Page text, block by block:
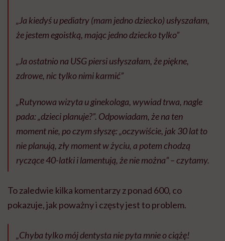
„Ja kiedyś u pediatry (mam jedno dziecko) usłyszałam,
że jestem egoistką, mając jedno dziecko tylko”
„Ja ostatnio na USG piersi usłyszałam, że piękne,
zdrowe, nic tylko nimi karmić”
„Rutynowa wizyta u ginekologa, wywiad trwa, nagle
pada: „dzieci planuje?”. Odpowiadam, że na ten
moment nie, po czym słyszę: „oczywiście, jak 30 lat to
nie planują, zły moment w życiu, a potem chodzą
ryczące 40-latki i lamentują, że nie można” – czytamy.
To zaledwie kilka komentarzy z ponad 600, co
pokazuje, jak poważny i częsty jest to problem.
„Chyba tylko mój dentysta nie pyta mnie o ciążę!